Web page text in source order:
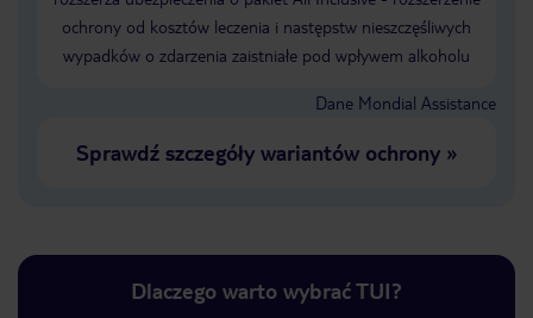
ochrony od kosztów leczenia i następstw nieszczęśliwych
wypadków o zdarzenia zaistniałe pod wpływem alkoholu
Dane Mondial Assistance
Sprawdź szczegóły wariantów ochrony»
Dlaczego warto wybrać TUI?